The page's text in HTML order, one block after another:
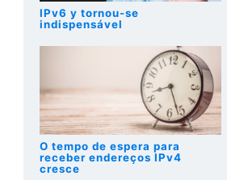
IPv6 y tornou-se
indispensável
O tempo de espera para
receber endereços IPv4
cresce